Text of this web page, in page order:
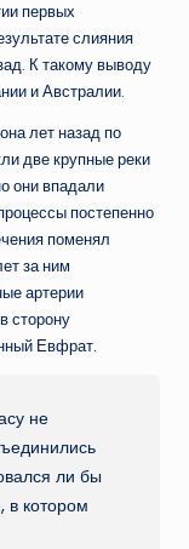
первых
слияния
К такому выводу
и Австралии.
лет назад по
две крупные реки
они впадали
постепенно
поменял
за ним
артерии
сторону
Евфрат.
не
ли бы
в котором